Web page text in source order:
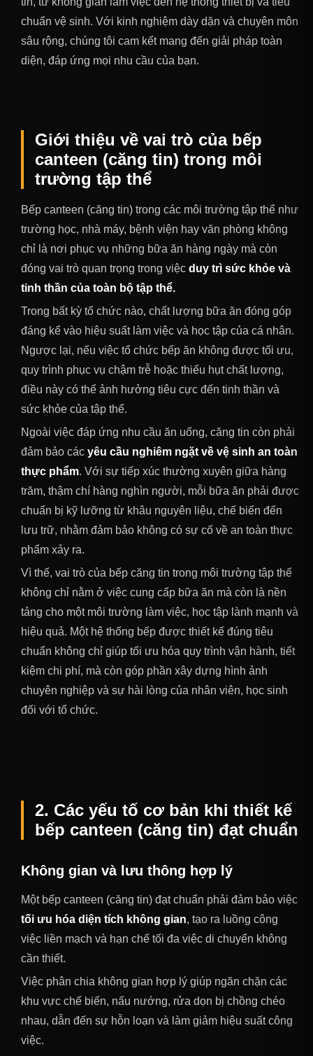
chuẩn vệ sinh. Với kinh nghiệm dày dặn và chuyên môn
sâu rộng, chúng tôi cam kết mang đến giải pháp toàn
diện, đáp ứng mọi nhu cầu của bạn.
Giới thiệu về vai trò của bếp
canteen (căng tin) trong môi
trường tập thể
Bếp canteen (căng tin) trong các môi trường tập thể như
trường học, nhà máy, bệnh viện hay văn phòng không
chỉ là nơi phục vụ những bữa ăn hàng ngày mà còn
đóng vai trò quan trọng trong việc duy trì sức khỏe và
tinh thần của toàn bộ tập thể.
Trong bất kỳ tổ chức nào, chất lượng bữa ăn đóng góp
đáng kể vào hiệu suất làm việc và học tập của cá nhân.
Ngược lại, nếu việc tổ chức bếp ăn không được tối ưu,
quy trình phục vụ chậm trễ hoặc thiếu hụt chất lượng,
điều này có thể ảnh hưởng tiêu cực đến tinh thần và
sức khỏe của tập thể.
Ngoài việc đáp ứng nhu cầu ăn uống, căng tin còn phải
đảm bảo các yêu cầu nghiêm ngặt về vệ sinh an toàn
thực phẩm. Với sự tiếp xúc thường xuyên giữa hàng
trăm, thậm chí hàng nghìn người, mỗi bữa ăn phải được
chuẩn bị kỹ lưỡng từ khâu nguyên liệu, chế biến đến
lưu trữ, nhằm đảm bảo không có sự cố về an toàn thực
phẩm xảy ra.
Vì thế, vai trò của bếp căng tin trong môi trường tập thể
không chỉ nằm ở việc cung cấp bữa ăn mà còn là nền
tảng cho một môi trường làm việc, học tập lành mạnh và
hiệu quả. Một hệ thống bếp được thiết kế đúng tiêu
chuẩn không chỉ giúp tối ưu hóa quy trình vận hành, tiết
kiệm chi phí, mà còn góp phần xây dựng hình ảnh
chuyên nghiệp và sự hài lòng của nhân viên, học sinh
đối với tổ chức.
2. Các yếu tố cơ bản khi thiết kế
bếp canteen (căng tin) đạt chuẩn
Không gian và lưu thông hợp lý
Một bếp canteen (căng tin) đạt chuẩn phải đảm bảo việc
tối ưu hóa diện tích không gian, tạo ra luồng công
việc liền mạch và hạn chế tối đa việc di chuyển không
cần thiết.
Việc phân chia không gian hợp lý giúp ngăn chặn các
khu vực chế biến, nấu nướng, rửa dọn bị chồng chéo
nhau, dẫn đến sự hỗn loạn và làm giảm hiệu suất công
việc.